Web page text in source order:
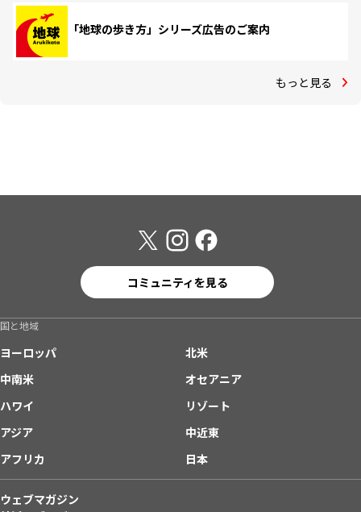
「地球の歩き方」シリーズ広告のご案内
もっと見る
コミュニティを見る
国と地域
ヨーロッパ
北米
中南米
オセアニア
ハワイ
リゾート
アジア
中近東
アフリカ
日本
ウェブマガジン